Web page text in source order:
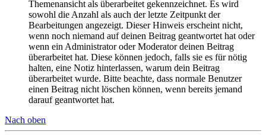
Themenansicht als überarbeitet gekennzeichnet. Es wird
sowohl die Anzahl als auch der letzte Zeitpunkt der
Bearbeitungen angezeigt. Dieser Hinweis erscheint nicht,
wenn noch niemand auf deinen Beitrag geantwortet hat oder
wenn ein Administrator oder Moderator deinen Beitrag
überarbeitet hat. Diese können jedoch, falls sie es für nötig
halten, eine Notiz hinterlassen, warum dein Beitrag
überarbeitet wurde. Bitte beachte, dass normale Benutzer
einen Beitrag nicht löschen können, wenn bereits jemand
darauf geantwortet hat.
Nach oben